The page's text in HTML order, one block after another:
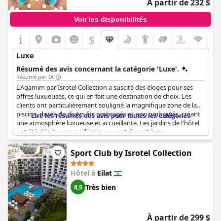
À partir de 232 $
Voir les disponibilités
$
Luxe
Résumé des avis concernant la catégorie 'Luxe'.
Résumé par IA
L'Agamim par Isrotel Collection a suscité des éloges pour ses
offres luxueuses, ce qui en fait une destination de choix. Les
clients ont particulièrement souligné la magnifique zone de la
piscine, dotée de divers lits ombragés et non ombragés, créant
une atmosphère luxueuse et accueillante. Les jardins de l'hôtel
ont été décrits comme féeriques, contribuant à un
environnement de grande classe, moderne et visuellement
attrayant.
Les hébergements à l'Agamim sont d'un niveau
particulièrement élevé, avec des chambres offrant des vues
pittoresques sur l'eau et une ambiance à la fois moderne et
luxueuse. La propreté est maintenue à un niveau impeccable,
améliorant encore l'expérience de luxe. Les repas à l'hôtel sont
un régal, avec un restaurant chic servant une nourriture
Lire les résumés des avis pour toutes les catégories
Sport Club by Isrotel Collection
Hôtel à Eilat
8,5 Très bien
À partir de 299 $